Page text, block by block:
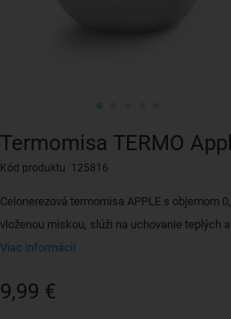
Termomisa TERMO
Kód produktu 125816
Celonerezová termomisa APPLE s objemom
vloženou miskou, slúži na uchovanie teplých
Viac informácií
9,99 €